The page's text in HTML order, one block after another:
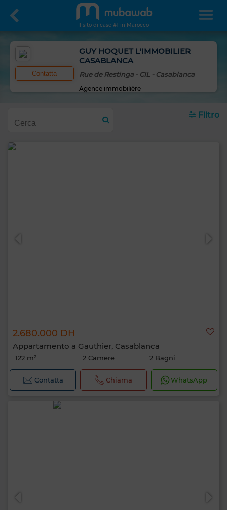
Il sito di case #1 in Marocco
Contatta
GUY HOQUET L'IMMOBILIER
CASABLANCA
Rue de Restinga - CIL - Casablanca
Agence immobilière
Filtro
2.680.000 DH
Appartamento a Gauthier, Casablanca
122 m² 2 Camere 2 Bagni
Contatta Chiama WhatsApp